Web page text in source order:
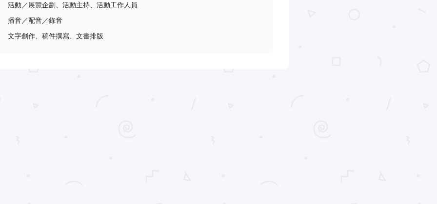
活動／展覽企劃、活動主持、活動工作人員
播音／配音／錄音
文字創作、稿件撰寫、文書排版